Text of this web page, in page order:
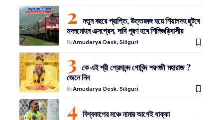
নতুন বছরে প্রাপ্তি, উত্তরবঙ্গ হয়ে শিয়ালদহ ছুটবে
মদনমোহন এক্সপ্রেস, দাবি পূরণ হবে শিলিগুড়িবাসীর
ByAmudarya Desk, Siliguri
কে এই শ্রী প্রেমানন্দ গোবিন্দ শরণজী মহারাজ ?
জেনে নিন
ByAmudarya Desk, Siliguri
বিশ্বকাপের মঞ্চে নামার আগেই ধাক্কা